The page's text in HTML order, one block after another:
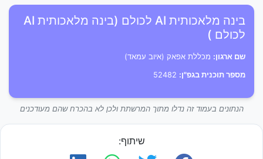
בינה מלאכותית AI לכולם (בינה מלאכותית AI
לכולם )
שם ארגון: מכללת אפאק (איוב עמאד)
מספר תוכנית בגפ"ן:
הנתונים בעמוד זה נדלו מתוך המרשתת ולכן לא בהכרח שהם מעודכנים
שיתוף: